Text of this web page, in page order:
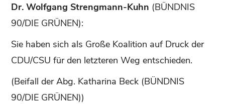
Dr. Wolfgang Strengmann-Kuhn (BÜNDNIS
90/DIE GRÜNEN):
Sie haben sich als Große Koalition auf Druck der
CDU/CSU für den letzteren Weg entschieden.
(Beifall der Abg. Katharina Beck (BÜNDNIS
90/DIE GRÜNEN))